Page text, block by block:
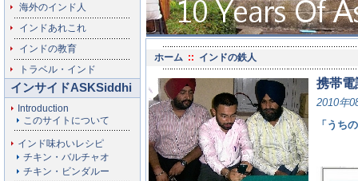
海外のインド人
インドあれこれ
インドの教育
トラベル・インド
インサイドASKSiddhi
Introduction
このサイトについて
インド味わいレシピ
チキン・バルチャオ
チキン・ビンダルー
ホーム :: インドの鉄人
携帯電
2010年
「うち